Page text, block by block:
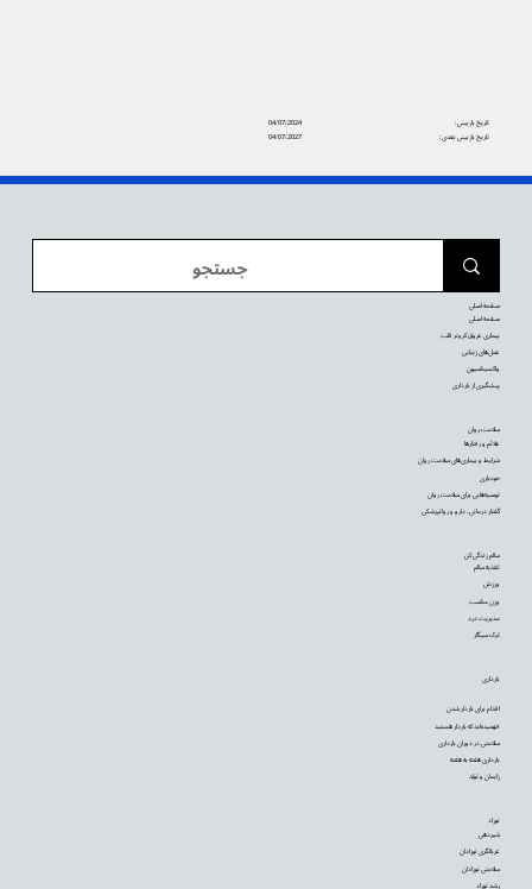
04/07/2024
تاریخ بازبینی:
04/07/2027
تاریخ بازبینی بعدی:
نوزاد
شیردهی
غربالگری نوزادان
سلامتی نوزادان
رشد نوزاد
بارداری
اقدام برای باردار شدن
فهمیده‌اید که باردار هستید
سلامتی در دوران بارداری
بارداری هفته به هفته
زایمان و تولد
سالم زندگی کن
تغذیه سالم
ورزش
وزن مناسب
مدیریت درد
ترک سیگار
سلامت روان
علائم و رفتارها
شرایط و بیماری‌های سلامت روان
خودیاری
توصیه‌‌هایی برای سلامت روان
گفتار درمانی، دارو و روانپزشکی
صفحه اصلی
صفحه اصلی
بیماری عروق کرونر قلب
عمل‌های زیبایی
واکسیناسیون
پیشگیری از بارداری